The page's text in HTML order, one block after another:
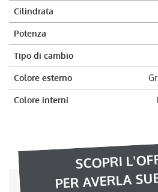
Cilindrata
Potenza
Tipo di cambio
Colore esterno
Colore interni
SCOPRI
PER AVERLA